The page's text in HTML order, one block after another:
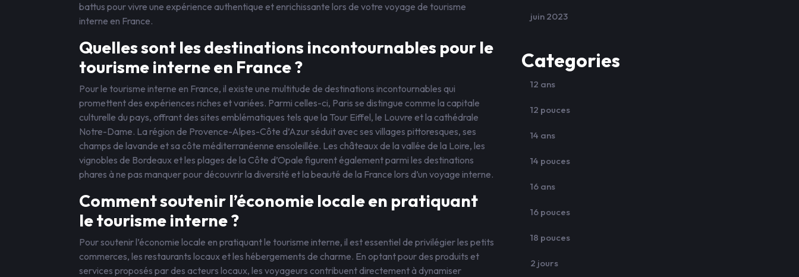
battus pour vivre une expérience authentique et enrichissante lors de votre voyage de tourisme
interne en France.
Quelles sont les destinations incontournables pour le
tourisme interne en France ?
Pour le tourisme interne en France, il existe une multitude de destinations incontournables qui
promettent des expériences riches et variées. Parmi celles-ci, Paris se distingue comme la capitale
culturelle du pays, offrant des sites emblématiques tels que la Tour Eiffel, le Louvre et la cathédrale
Notre-Dame. La région de Provence-Alpes-Côte d’Azur séduit avec ses villages pittoresques, ses
champs de lavande et sa côte méditerranéenne ensoleillée. Les châteaux de la vallée de la Loire, les
vignobles de Bordeaux et les plages de la Côte d’Opale figurent également parmi les destinations
phares à ne pas manquer pour découvrir la diversité et la beauté de la France lors d’un voyage interne.
Comment soutenir l’économie locale en pratiquant
le tourisme interne ?
Pour soutenir l’économie locale en pratiquant le tourisme interne, il est essentiel de privilégier les petits
commerces, les restaurants locaux et les hébergements de charme. En optant pour des produits et
services proposés par des acteurs locaux, les voyageurs contribuent directement à dynamiser
juin 2023
Categories
12 ans
12 pouces
14 ans
14 pouces
16 ans
16 pouces
18 pouces
2 jours